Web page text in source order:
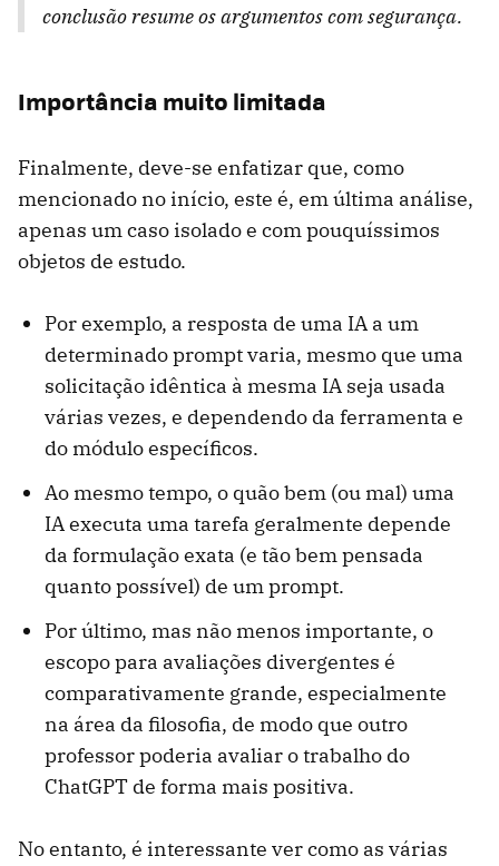
conclusão resume os argumentos com segurança.
Importância muito limitada
Finalmente, deve-se enfatizar que, como
mencionado no início, este é, em última análise,
apenas um caso isolado e com pouquíssimos
objetos de estudo.
Por exemplo, a resposta de uma IA a um
determinado prompt varia, mesmo que uma
solicitação idêntica à mesma IA seja usada
várias vezes, e dependendo da ferramenta e
do módulo específicos.
Ao mesmo tempo, o quão bem (ou mal) uma
IA executa uma tarefa geralmente depende
da formulação exata (e tão bem pensada
quanto possível) de um prompt.
Por último, mas não menos importante, o
escopo para avaliações divergentes é
comparativamente grande, especialmente
na área da filosofia, de modo que outro
professor poderia avaliar o trabalho do
ChatGPT de forma mais positiva.
No entanto, é interessante ver como as várias